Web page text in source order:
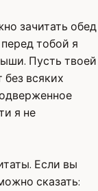
зачитать обед
тобой я
Пусть твоей
всяких
я не
Если вы
сказать: